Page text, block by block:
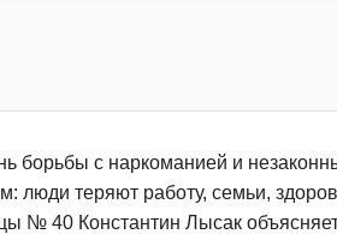
борьбы с наркоманией и
люди теряют работу, семьи,
№ 40 Константин Лысак